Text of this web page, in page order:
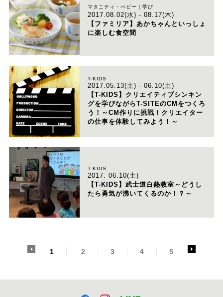
マタニティ・ベビー｜学び
2017.08.02(水) - 08.17(木)
【ファミリア】あかちゃんといっしょ
に楽しむ食空間
T-KIDS
2017.05.13(土) - 06.10(土)
【T-KIDS】クリエイティブシンキン
グを学びながらT-SITEのCMをつくろ
う！～CM作りに挑戦！クリエイター
の仕事を体験してみよう！～
T-KIDS
2017. 06.10(土)
【T-KIDS】武士道白熱教室～どうし
たら勇気が沸いてくるのか！？～
1 2 3 4 5